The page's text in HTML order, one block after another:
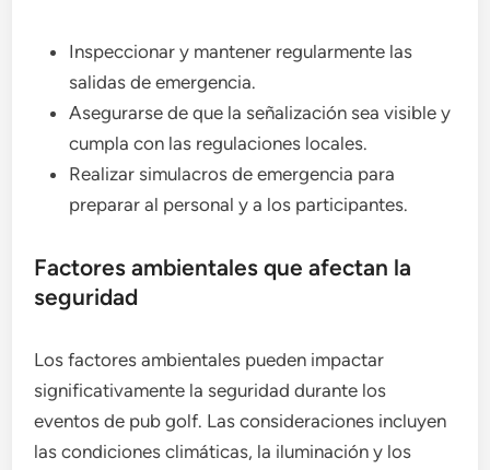
Inspeccionar y mantener regularmente las
salidas de emergencia.
Asegurarse de que la señalización sea visible y
cumpla con las regulaciones locales.
Realizar simulacros de emergencia para
preparar al personal y a los participantes.
Factores ambientales que afectan la
seguridad
Los factores ambientales pueden impactar
significativamente la seguridad durante los
eventos de pub golf. Las consideraciones incluyen
las condiciones climáticas, la iluminación y los